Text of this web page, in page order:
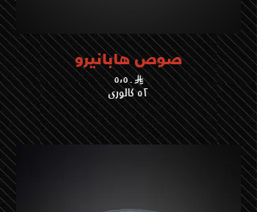
صوص هابانيرو
٥،٥٠
٥٢ كالوري